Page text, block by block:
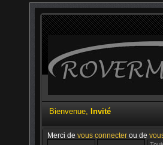
Bienvenue, Invité
Merci devous connecter ou de